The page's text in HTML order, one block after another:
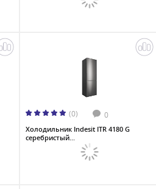
(0) 0
Холодильник Indesit ITR 4180 G
серебристый...